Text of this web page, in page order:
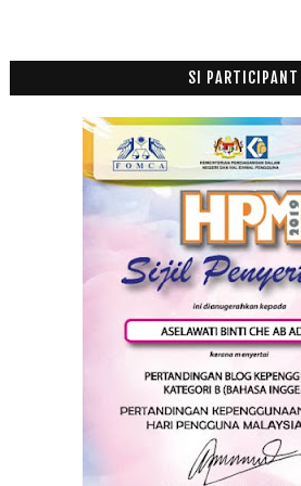
(195)
(174)
(100)
SI PARTICIPANT